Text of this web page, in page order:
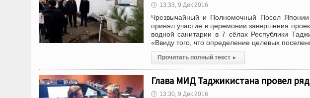
🕔 13:33, 9.Дек 2016
Чрезвычайный и Полномочный Посол Японии
принял участие в церемонии завершения
водной санитарии в 7 сёлах Республики
«Ввиду того, что определение целевых
Прочитать полный текст ▸
Глава МИД Таджикистана провел
🕔 13:30, 9.Дек 2016